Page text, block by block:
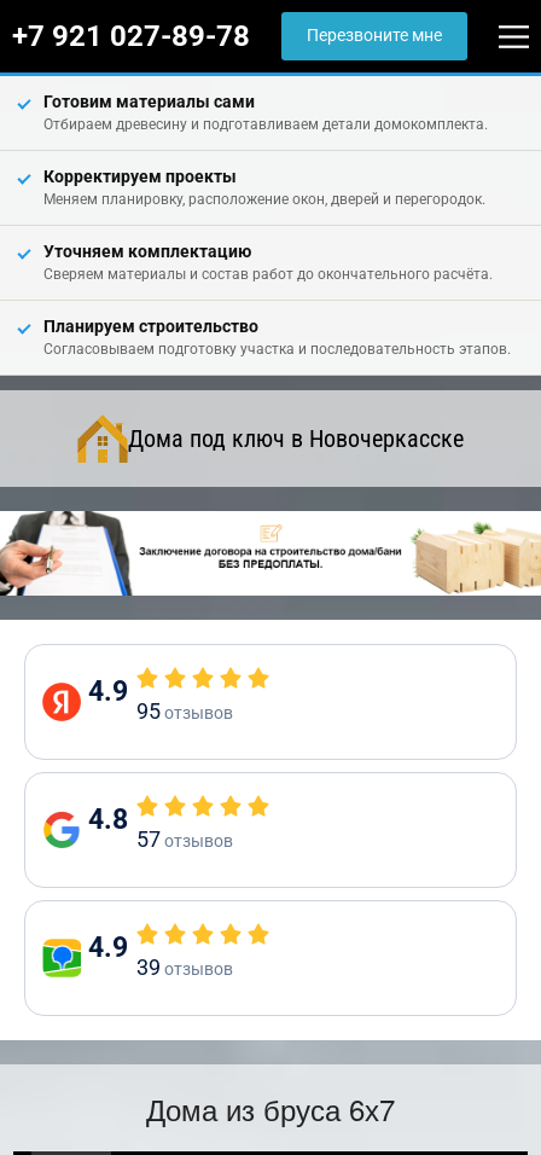
+7 921 027-89-78 Перезвоните мне
Готовим материалы сами
Отбираем древесину и подготавливаем детали домокомплекта.
Корректируем проекты
Меняем планировку, расположение окон, дверей и перегородок.
Уточняем комплектацию
Сверяем материалы и состав работ до окончательного расчёта.
Планируем строительство
Согласовываем подготовку участка и последовательность этапов.
Дома под ключ в Новочеркасске
4.9
95отзывов
4.8
57отзывов
4.9
39 отзывов
Дома из бруса 6х7